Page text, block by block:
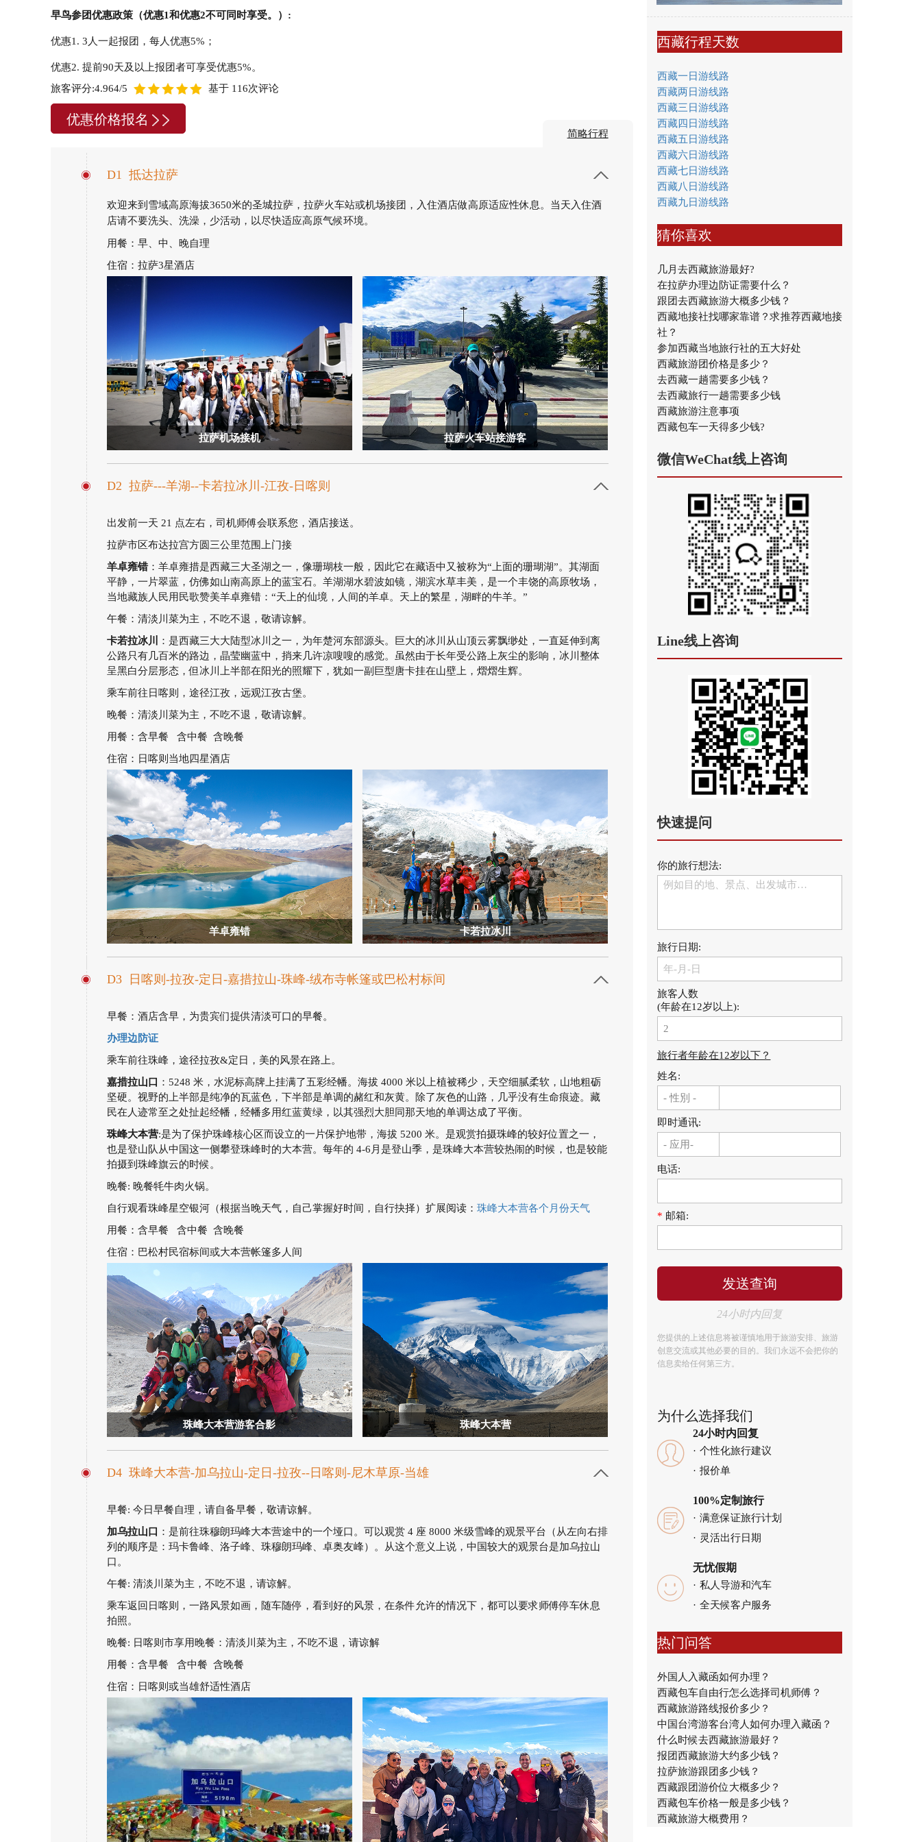
早鸟参团优惠政策（优惠1和优惠2不可同时享受。）:
优惠1. 3人一起报团，每人优惠5%；
优惠2. 提前90天及以上报团者可享受优惠5%。
旅客评分:4.964/5
基于 116次评论
优惠价格报名
简略行程
D1 抵达拉萨
欢迎来到雪域高原海拔3650米的圣城拉萨，拉萨火车站或机场接团，入住酒店做高原适应性休息。当天入住酒
店请不要洗头、洗澡，少活动，以尽快适应高原气候环境。
用餐：早、中、晚自理
住宿：拉萨3星酒店
拉萨机场接机 拉萨火车站接游客
D2 拉萨---羊湖--卡若拉冰川-江孜-日喀则
出发前一天 21 点左右，司机师傅会联系您，酒店接送。
拉萨市区布达拉宫方圆三公里范围上门接
羊卓雍错：羊卓雍措是西藏三大圣湖之一，像珊瑚枝一般，因此它在藏语中又被称为“上面的珊瑚湖”。其湖面
平静，一片翠蓝，仿佛如山南高原上的蓝宝石。羊湖湖水碧波如镜，湖滨水草丰美，是一个丰饶的高原牧场，
当地藏族人民用民歌赞美羊卓雍错：“天上的仙境，人间的羊卓。天上的繁星，湖畔的牛羊。”
午餐：清淡川菜为主，不吃不退，敬请谅解。
卡若拉冰川
：是西藏三大大陆型冰川之一，为年楚河东部源头。巨大的冰川从山顶云雾飘缈处，一直延伸到离
公路只有几百米的路边，晶莹幽蓝中，捎来几许凉嗖嗖的感觉。虽然由于长年受公路上灰尘的影响，冰川整体
呈黑白分层形态，但冰川上半部在阳光的照耀下，犹如一副巨型唐卡挂在山壁上，熠熠生辉。
乘车前往日喀则，途径江孜，远观江孜古堡。
晚餐：清淡川菜为主，不吃不退，敬请谅解。
用餐：含早餐 含中餐 含晚餐
住宿：日喀则当地四星酒店
羊卓雍错 卡若拉冰川
D3 日喀则-拉孜-定日-嘉措拉山-珠峰-绒布寺帐篷或巴松村标间
早餐：酒店含早，为贵宾们提供清淡可口的早餐。
办理边防证
乘车前往珠峰，途径拉孜&定日，美的风景在路上。
嘉措拉山口 ：5248 米，水泥标高牌上挂满了五彩经幡。海拔 4000 米以上植被稀少，天空细腻柔软，山地粗砺
坚硬。视野的上半部是纯净的瓦蓝色，下半部是单调的赭红和灰黄。除了灰色的山路，几乎没有生命痕迹。藏
民在人迹常至之处扯起经幡，经幡多用红蓝黄绿，以其强烈大胆同那天地的单调达成了平衡。
珠峰大本营:是为了保护珠峰核心区而设立的一片保护地带，海拔 5200 米。是观赏拍摄珠峰的较好位置之一，
也是登山队从中国这一侧攀登珠峰时的大本营。每年的 4-6月是登山季，是珠峰大本营较热闹的时候，也是较能
拍摄到珠峰旗云的时候。
晚餐: 晚餐牦牛肉火锅。
自行观看珠峰星空银河（根据当晚天气，自己掌握好时间，自行抉择）扩展阅读： 珠峰大本营各个月份天气
用餐：含早餐 含中餐 含晚餐
住宿：巴松村民宿标间或大本营帐篷多人间
珠峰大本营游客合影 珠峰大本营
D4 珠峰大本营-加乌拉山-定日-拉孜--日喀则-尼木草原-当雄
早餐: 今日早餐自理，请自备早餐，敬请谅解。
加乌拉山口 ：是前往珠穆朗玛峰大本营途中的一个垭口。可以观赏 4 座 8000 米级雪峰的观景平台（从左向右排
列的顺序是：玛卡鲁峰、洛子峰、珠穆朗玛峰、卓奥友峰）。从这个意义上说，中国较大的观景台是加乌拉山
口。
午餐: 清淡川菜为主，不吃不退，请谅解。
乘车返回日喀则，一路风景如画，随车随停，看到好的风景，在条件允许的情况下，都可以要求师傅停车休息
拍照。
晚餐: 日喀则市享用晚餐：清淡川菜为主，不吃不退，请谅解
用餐：含早餐 含中餐 含晚餐
住宿：日喀则或当雄舒适性酒店
西藏行程天数
西藏一日游线路
西藏两日游线路
西藏三日游线路
西藏四日游线路
西藏五日游线路
西藏六日游线路
西藏七日游线路
西藏八日游线路
西藏九日游线路
猜你喜欢
几月去西藏旅游最好?
在拉萨办理边防证需要什么？
跟团去西藏旅游大概多少钱？
西藏地接社找哪家靠谱？求推荐西藏地接
社？
参加西藏当地旅行社的五大好处
西藏旅游团价格是多少？
去西藏一趟需要多少钱？
去西藏旅行一趟需要多少钱
西藏旅游注意事项
西藏包车一天得多少钱?
微信WeChat线上咨询
Line线上咨询
快速提问
你的旅行想法:
旅行日期:
旅客人数
(年龄在12岁以上):
旅行者年龄在12岁以下？
姓名:
即时通讯:
电话:
* 邮箱:
24小时内回复
您提供的上述信息将被谨慎地用于旅游安排、旅游
创意交流或其他必要的目的。我们永远不会把你的
信息卖给任何第三方。
为什么选择我们
24小时内回复
个性化旅行建议
报价单
100%定制旅行
满意保证旅行计划
灵活出行日期
无忧假期
私人导游和汽车
全天候客户服务
热门问答
外国人入藏函如何办理？
西藏包车自由行怎么选择司机师傅？
西藏旅游路线报价多少？
中国台湾游客台湾人如何办理入藏函？
什么时候去西藏旅游最好？
报团西藏旅游大约多少钱？
拉萨旅游跟团多少钱？
西藏跟团游价位大概多少？
西藏包车价格一般是多少钱？
西藏旅游大概费用？